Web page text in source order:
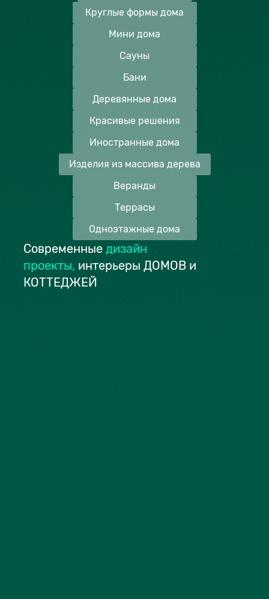
Круглые формы дома
Мини дома
Сауны
Бани
Деревянные дома
Красивые решения
Иностранные дома
Изделия из массива дерева
Веранды
Террасы
Одноэтажные дома
Современные дизайн
проекты, интерьеры ДОМОВ и
КОТТЕДЖЕЙ